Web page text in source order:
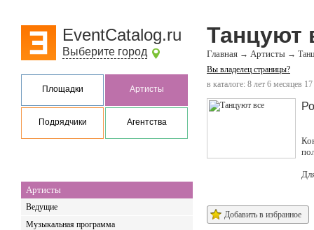
EventCatalog.ru
Выберите город
Площадки Артисты
Подрядчики Агентства
Артисты
Ведущие
Музыкальная программа
Танцуют
Главная → Артисты →
Вы владелец страницы?
в каталоге: 8 лет 6 месяцев
Добавить в избранное